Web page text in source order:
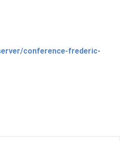
conference-frederic-